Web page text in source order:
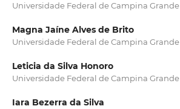
Universidade Federal de Campina Grande
Magna Jaíne Alves de Brito
Universidade Federal de Campina Grande
Leticia da Silva Honoro
Universidade Federal de Campina Grande
Iara Bezerra da Silva